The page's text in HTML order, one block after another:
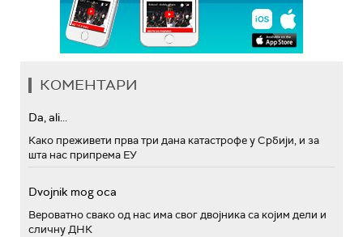
КОМЕНТАРИ
Da, ali...
Како преживети прва три дана катастрофе у Србији, и за
шта нас припрема ЕУ
Dvojnik mog oca
Вероватно свако од нас има свог двојника са којим дели и
сличну ДНК